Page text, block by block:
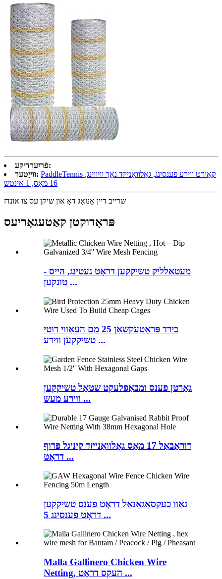
פֿריִערדיקע:
ווייַטער: PaddleTennis קאָורט ווירע פענסינג, גאַלוואַנייזד נאָך וויווינג,
16 מאָס, 1 אינטש
שרייב דיין אָנזאָג דאָ און שיקן עס צו אונדז
פּראָדוקטן קאַטעגאָריעס
מעטאַלליק טשיקקען דראָט נעטינג, הייס -
טונקען ...
בירד פּראַטעקשאַן 25 מם העאַווי דוטי
טשיקקען ווירע ...
גאָרטן פענס ומבאַפלעקט שטאָל טשיקקען
ווירע מעש ...
דוראַבאַל 17 מאָס גאַלוואַנייזד קיניגל פּרוף
דראָט ...
גאַוו כעקסאַגאַנאַל דראָט פענס טשיקקען
דראָט פענסינג 5 ...
Malla Gallinero Chicken Wire
Netting, העקס דראָט ...